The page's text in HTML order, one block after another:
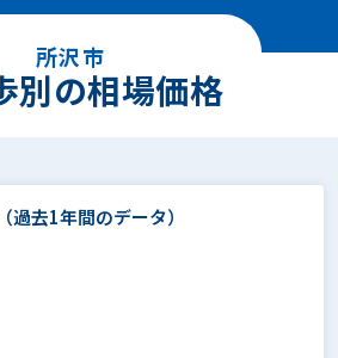
所沢市
別の相場価格
（過去1年間のデータ）